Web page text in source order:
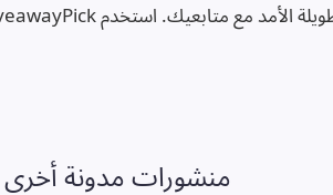
منشورات مدونة أخرى